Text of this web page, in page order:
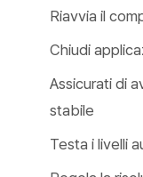
Riavvia il
Chiudi
Assicurati di
stabile
Testa i livelli